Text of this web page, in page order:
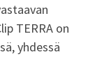
TERRA on
yhdessä